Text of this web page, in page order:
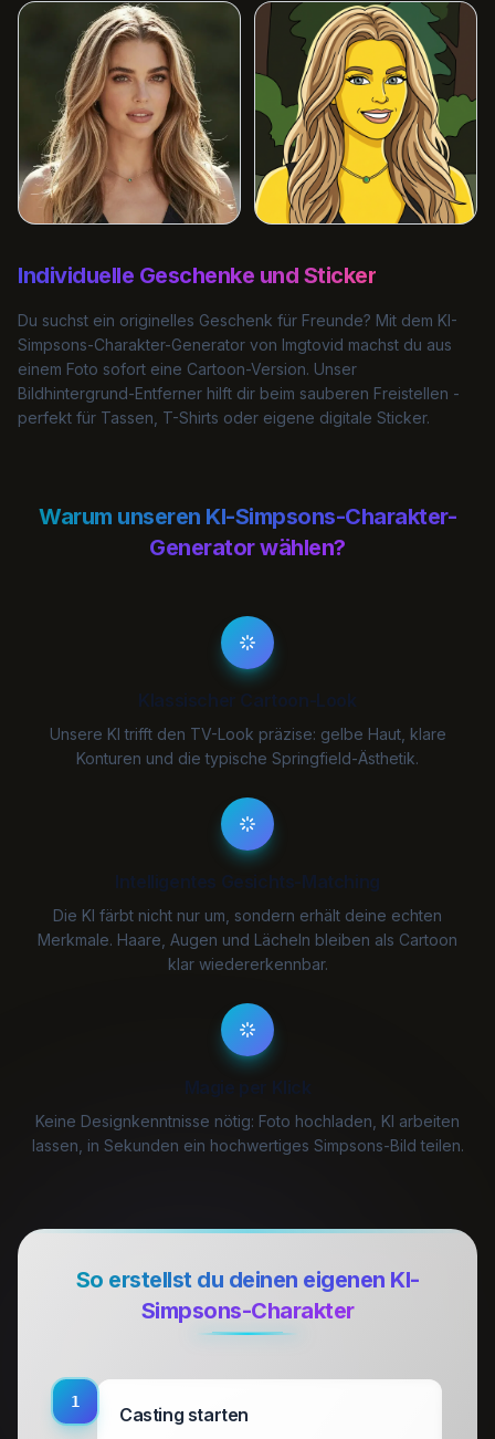
Individuelle Geschenke und Sticker
Du suchst ein originelles Geschenk für Freunde? Mit dem KI-
Simpsons-Charakter-Generator von Imgtovid machst du aus
einem Foto sofort eine Cartoon-Version. Unser
Bildhintergrund-Entferner hilft dir beim sauberen Freistellen -
perfekt für Tassen, T-Shirts oder eigene digitale Sticker.
Warum unseren KI-Simpsons-Charakter-
Generator wählen?
Klassischer Cartoon-Look
Unsere KI trifft den TV-Look präzise: gelbe Haut, klare
Konturen und die typische Springfield-Ästhetik.
Intelligentes Gesichts-Matching
Die KI färbt nicht nur um, sondern erhält deine echten
Merkmale. Haare, Augen und Lächeln bleiben als Cartoon
klar wiedererkennbar.
Magie per Klick
Keine Designkenntnisse nötig: Foto hochladen, KI arbeiten
lassen, in Sekunden ein hochwertiges Simpsons-Bild teilen.
So erstellst du deinen eigenen KI-
Simpsons-Charakter
1
Casting starten